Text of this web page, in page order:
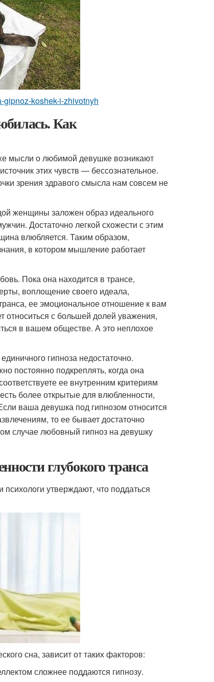
gipnoz-koshek-i-zhivotnyh
Как
мысли о любимой девушке возникают
этих чувств — бессознательное.
зрения здравого смысла нам совсем не
женщины заложен образ идеального
Достаточно легкой схожести с этим
влюбляется. Таким образом,
в котором мышление работает
Пока она находится в трансе,
воплощение своего идеала,
ее эмоциональное отношение к вам
относиться с большей долей уважения,
в вашем обществе. А это неплохое
гипноза недостаточно.
постоянно подкреплять, когда она
ее внутренним критериям
более открытые для влюбленности,
ваша девушка под гипнозом относится
то ее бывает достаточно
случае любовный гипноз на девушку
глубокого транса
утверждают, что поддаться
сна, зависит от таких факторов:
сложнее поддаются гипнозу.